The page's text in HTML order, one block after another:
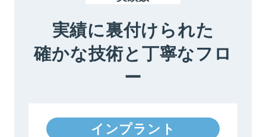
実績に裏付けられた
確かな技術と丁寧なフロ
ー
インプラント